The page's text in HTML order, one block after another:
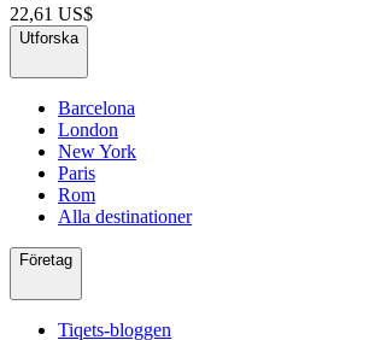
22,61 US$
Utforska
Barcelona
London
New York
Paris
Rom
Alla destinationer
Företag
Tiqets-bloggen